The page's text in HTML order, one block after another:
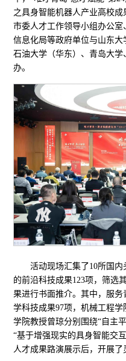
之具身智能机器人产业高校
市委人才工作领导小组办公
信息化局等政府单位与山东
石油大学（华东）、青岛大
办。
活动现场汇集了10所国
的前沿科技成果123项，筛选
果进行书面推介。其中，服
学科技成果97项，机械工程
学院教授曾琼分别围绕“自主
“基于增强现实的具身智能交
人才成果路演展示后，开展了